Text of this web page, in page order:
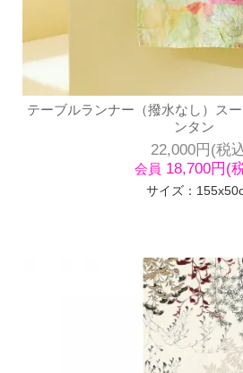
テーブルランナー（撥水なし）ス
ンタン
22,000円(税
会員 18,700円(
サイズ：